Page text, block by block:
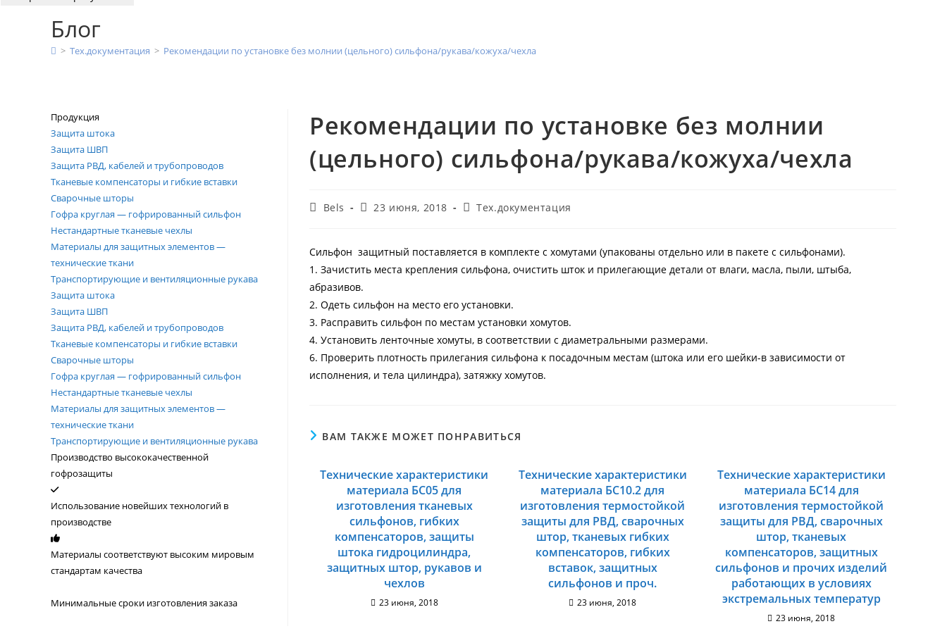
Блог
> Тех.документация > Рекомендации по установке без молнии (цельного) сильфона/рукава/кожуха/чехла
Рекомендации по установке без молнии
(цельного) сильфона/рукава/кожуха/чехла
Автор
Bels
Запись
23 июня, 2018
Рубрика
Тех.документация
Сильфон защитный поставляется в комплекте с хомутами (упакованы отдельно или в пакете с сильфонами).
1. Зачистить места крепления сильфона, очистить шток и прилегающие детали от влаги, масла, пыли, штыба,
абразивов.
2. Одеть сильфон на место его установки.
3. Расправить сильфон по местам установки хомутов.
4. Установить ленточные хомуты, в соответствии с диаметральными размерами.
6. Проверить плотность прилегания сильфона к посадочным местам (штока или его шейки-в зависимости от
исполнения, и тела цилиндра), затяжку хомутов.
ВАМ ТАКЖЕ МОЖЕТ ПОНРАВИТЬСЯ
Технические характеристики
материала БС05 для
изготовления тканевых
сильфонов, гибких
компенсаторов, защиты
штока гидроцилиндра,
защитных штор, рукавов и
чехлов
23 июня, 2018
Технические характеристики
материала БС10.2 для
изготовления термостойкой
защиты для РВД, сварочных
штор, тканевых гибких
компенсаторов, гибких
вставок, защитных
сильфонов и проч.
23 июня, 2018
Технические характеристики
материала БС14 для
изготовления термостойкой
защиты для РВД, сварочных
штор, тканевых
компенсаторов, защитных
сильфонов и прочих изделий
работающих в условиях
экстремальных температур
23 июня, 2018
Продукция
Защита штока
Защита ШВП
Защита РВД, кабелей и трубопроводов
Тканевые компенсаторы и гибкие вставки
Сварочные шторы
Гофра круглая — гофрированный сильфон
Нестандартные тканевые чехлы
Материалы для защитных элементов —
технические ткани
Транспортирующие и вентиляционные рукава
Защита штока
Защита ШВП
Защита РВД, кабелей и трубопроводов
Тканевые компенсаторы и гибкие вставки
Сварочные шторы
Гофра круглая — гофрированный сильфон
Нестандартные тканевые чехлы
Материалы для защитных элементов —
технические ткани
Транспортирующие и вентиляционные рукава
Производство высококачественной
гофрозащиты
Использование новейших технологий в
производстве
Материалы соответствуют высоким мировым
стандартам качества
Минимальные сроки изготовления заказа